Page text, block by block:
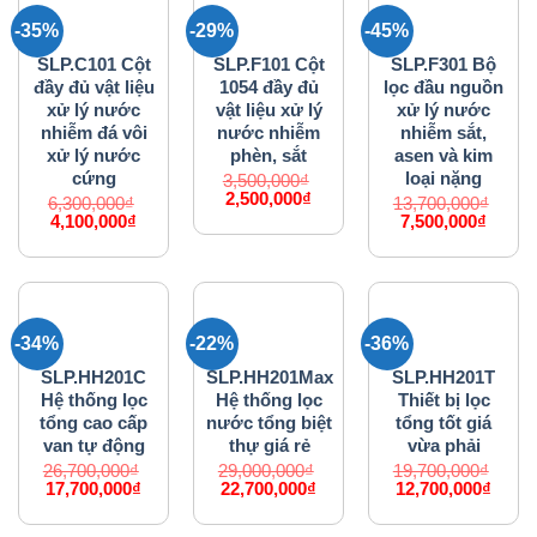
-35%
SLP.C101 Cột
đầy đủ vật liệu
xử lý nước
nhiễm đá vôi
xử lý nước
cứng
6,300,000₫
Giá
là:
4,100,000₫
tại
4,100,000₫.
-29%
SLP.F101 Cột
1054 đầy đủ
vật liệu xử lý
nước nhiễm
phèn, sắt
3,500,000₫
Giá
là:
2,500,000₫
tại
-45%
SLP.F301 Bộ
lọc đầu nguồn
xử lý nước
nhiễm sắt,
asen và kim
loại nặng
13,700,000₫
Giá
là:
7,500,000₫
tại
-34%
SLP.HH201C
Hệ thống lọc
tổng cao cấp
van tự động
26,700,000₫
Giá
là:
17,700,000₫
tại
-22%
SLP.HH201Max
Hệ thống lọc
nước tổng biệt
thự giá rẻ
29,000,000₫
Giá
là:
22,700,000₫
tại
-36%
SLP.HH201T
Thiết bị lọc
tổng tốt giá
vừa phải
19,700,000₫
Giá
là:
12,700,000₫
tại